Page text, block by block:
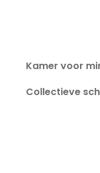
Kamer voor
Collectieve